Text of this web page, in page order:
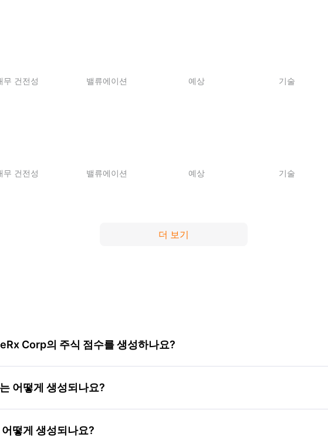
무 건전성 밸류에이션 예상 기술
무 건전성 밸류에이션 예상 기술
더 보기
Corp의 주식 점수를 생성하나요?
어떻게 생성되나요?
떻게 생성되나요?